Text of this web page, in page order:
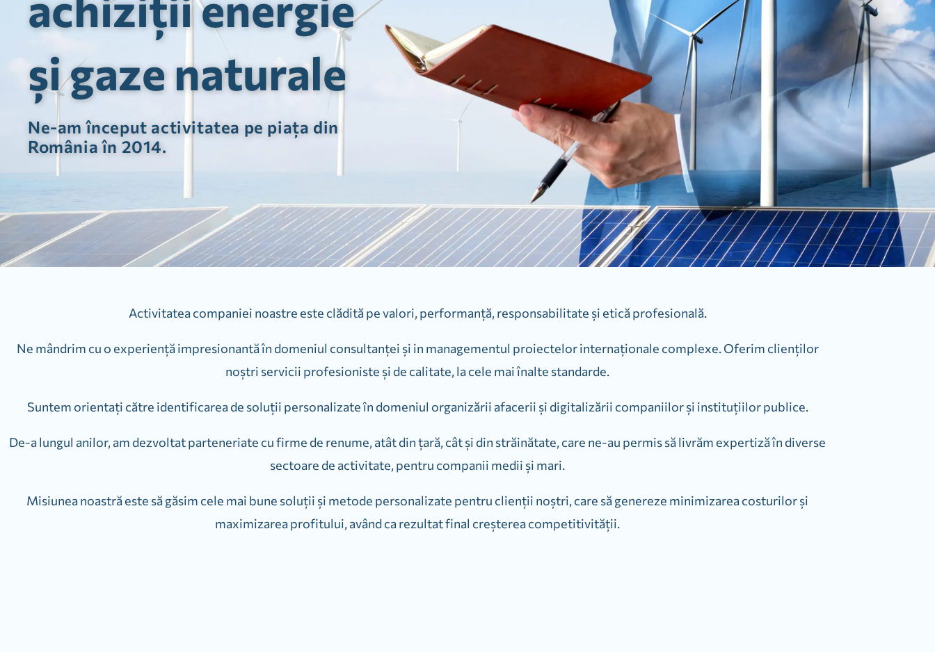
și gaze naturale
Ne-am început activitatea pe piața din
România în 2014.
Activitatea companiei noastre este clădită pe valori, performanță, responsabilitate și etică profesională.
Ne mândrim cu o experiență impresionantă în domeniul consultanței și in managementul proiectelor internaționale complexe. Oferim clienţilor
noștri servicii profesioniste şi de calitate, la cele mai înalte standarde.
Suntem orientați către identificarea de soluții personalizate în domeniul organizării afacerii și digitalizării companiilor și instituțiilor publice.
De-a lungul anilor, am dezvoltat parteneriate cu firme de renume, atât din țară, cât și din străinătate, care ne-au permis să livrăm expertiză în diverse
sectoare de activitate, pentru companii medii și mari.
Misiunea noastră este să găsim cele mai bune soluții și metode personalizate pentru clienții noștri, care să genereze minimizarea costurilor și
maximizarea profitului, având ca rezultat final creșterea competitivității.